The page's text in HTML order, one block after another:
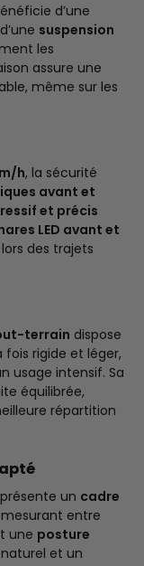
d’une
suspension
les
assure une
même sur les
h, la sécurité
avant et
et précis
LED avant et
des trajets
terrain dispose
fois rigide et léger,
usage intensif. Sa
équilibrée,
répartition
présente un cadre
entre
une posture
et un